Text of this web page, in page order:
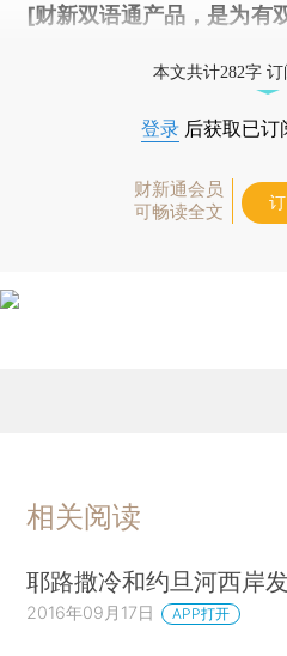
[财新双语通产品，是为有
本文共计282字
登录 后获取已订
财新通会员
可畅读全文
相关阅读
耶路撒冷和约旦河西岸
2016年09月17日 APP打开